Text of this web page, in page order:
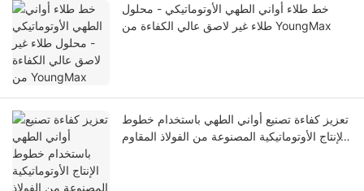
خط طلاء أواني الطهي الأوتوماتيكي - محلول
طلاء غير لاصق عالي الكفاءة من YoungMax
تعزيز كفاءة تصنيع أواني الطهي باستخدام خطوط
الإنتاج الأوتوماتيكية المصنوعة من الفولاذ المقاوم